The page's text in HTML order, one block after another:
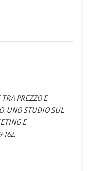
PREZZO E
UNO STUDIO SUL
E
162.